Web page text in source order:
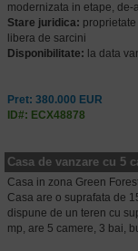
modernizata in etape, de-
Stare juridica:
libera de sarcini
Disponibilitate: la data
Pret: 380.000 EUR
ID#: ECX48878
Casa de vanzare cu 5
Casa in zona Green
Casa are o suprafata de
dispune de un teren cu
mp, are 5 camere, 3 bai,